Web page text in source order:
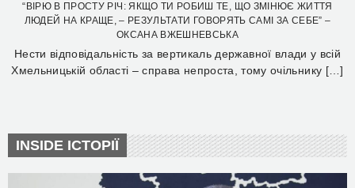
“ВІРЮ В ПРОСТУ РІЧ: ЯКЩО ТИ РОБИШ ТЕ, ЩО ЗМІНЮЄ ЖИТТЯ
ЛЮДЕЙ НА КРАЩЕ, – РЕЗУЛЬТАТИ ГОВОРЯТЬ САМІ ЗА СЕБЕ” –
ОКСАНА ВЖЕШНЕВСЬКА
Нести відповідальність за вертикаль державної влади у всій
Хмельницькій області – справа непроста, тому очільнику […]
INSIDE ІСТОРІЇ